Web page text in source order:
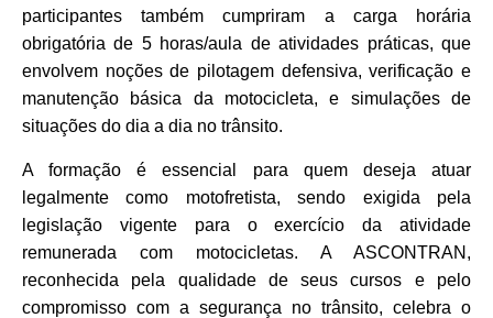
participantes também cumpriram a carga horária
obrigatória de 5 horas/aula de atividades práticas, que
envolvem noções de pilotagem defensiva, verificação e
manutenção básica da motocicleta, e simulações de
situações do dia a dia no trânsito.
A formação é essencial para quem deseja atuar
legalmente como motofretista, sendo exigida pela
legislação vigente para o exercício da atividade
remunerada com motocicletas. A ASCONTRAN,
reconhecida pela qualidade de seus cursos e pelo
compromisso com a segurança no trânsito, celebra o